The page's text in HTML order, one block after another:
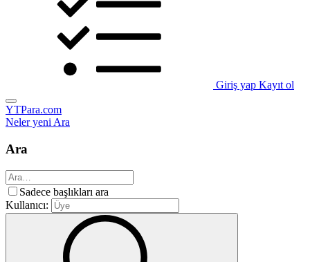
Giriş yap Kayıt ol
YTPara.com
Neler yeniAra
Ara
Sadece başlıkları ara
Kullanıcı: